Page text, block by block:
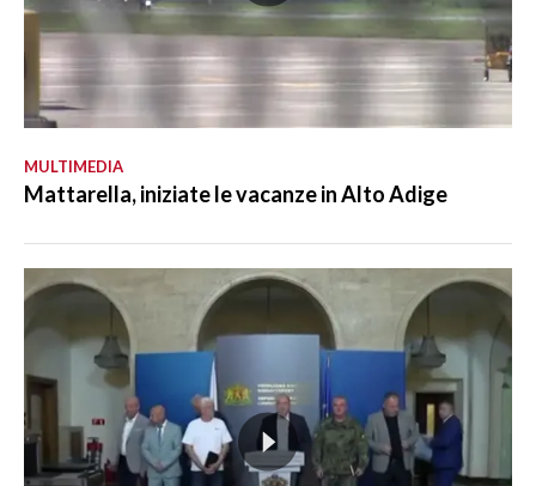
MULTIMEDIA
Mattarella, iniziate le vacanze in Alto Adige